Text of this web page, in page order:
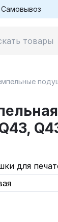
Самовывоз
для